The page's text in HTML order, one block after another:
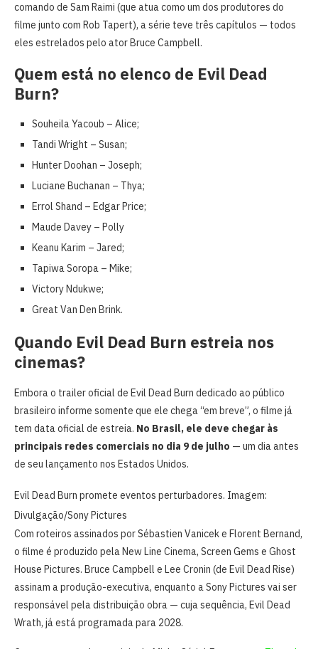
comando de Sam Raimi (que atua como um dos produtores do
filme junto com Rob Tapert), a série teve três capítulos — todos
eles estrelados pelo ator Bruce Campbell.
Quem está no elenco de Evil Dead
Burn?
Souheila Yacoub – Alice;
Tandi Wright – Susan;
Hunter Doohan – Joseph;
Luciane Buchanan – Thya;
Errol Shand – Edgar Price;
Maude Davey – Polly
Keanu Karim – Jared;
Tapiwa Soropa – Mike;
Victory Ndukwe;
Great Van Den Brink.
Quando Evil Dead Burn estreia nos
cinemas?
Embora o trailer oficial de Evil Dead Burn dedicado ao público
brasileiro informe somente que ele chega “em breve”, o filme já
tem data oficial de estreia. No Brasil, ele deve chegar às
principais redes comerciais no dia 9 de julho — um dia antes
de seu lançamento nos Estados Unidos.
Evil Dead Burn promete eventos perturbadores. Imagem:
Divulgação/Sony Pictures
Com roteiros assinados por Sébastien Vanicek e Florent Bernand,
o filme é produzido pela New Line Cinema, Screen Gems e Ghost
House Pictures. Bruce Campbell e Lee Cronin (de Evil Dead Rise)
assinam a produção-executiva, enquanto a Sony Pictures vai ser
responsável pela distribuição obra — cuja sequência, Evil Dead
Wrath, já está programada para 2028.